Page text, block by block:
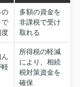
の
で
度
多額の資金を
非課税で受け
取れる
軽
所得税の軽減
により、相続
税対策資金を
確保